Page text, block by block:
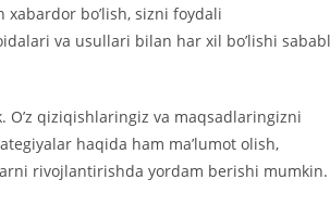
xabardor bo’lish, sizni foydali
va usullari bilan har xil bo’lishi
O’z qiziqishlaringiz va maqsadlaringizni
haqida ham ma’lumot olish,
rivojlantirishda yordam berishi mumkin.